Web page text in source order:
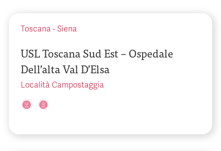
Toscana - Siena
USL Toscana Sud Est – Ospedale
Dell’alta Val D’Elsa
Località Campostaggia